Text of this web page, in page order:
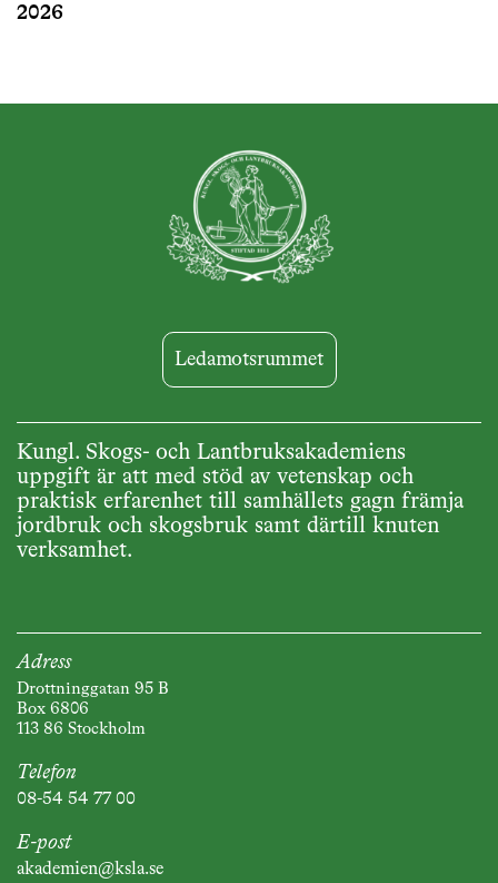
2026
Ledamotsrummet
Kungl. Skogs- och Lantbruksakademiens
uppgift är att med stöd av vetenskap och
praktisk erfarenhet till samhällets gagn främja
jordbruk och skogsbruk samt därtill knuten
verksamhet.
Adress
Drottninggatan 95 B
Box 6806
113 86 Stockholm
Telefon
08-54 54 77 00
E-post
akademien@ksla.se